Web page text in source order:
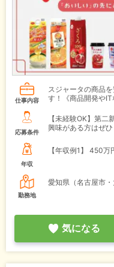
仕事内容
スジャータの商品
す！《商品開発やIT
応募条件
【未経験OK】第
興味がある方はぜひ
年収
【年収例1】 450万
勤務地
愛知県（名古屋市・
気になる